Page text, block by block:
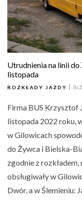
Utrudnienia na linii do
listopada
ROZKŁADY JAZDY lis
Firma BUS Krzysztof
listopada 2022 roku,
w Gilowicach
do Żywca i Bielska-
zgodnie z
obsługiwały w
Dwór, a w Ślemieniu: